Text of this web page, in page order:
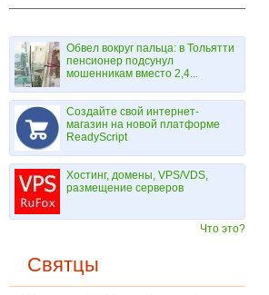
Обвел вокруг пальца: в Тольятти
пенсионер подсунул
мошенникам вместо 2,4...
Создайте свой интернет-
магазин на новой платформе
ReadyScript
Хостинг, домены, VPS/VDS,
размещение серверов
Что это?
Святцы